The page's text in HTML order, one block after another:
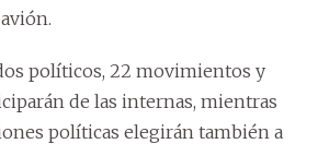
políticos, 22 movimientos y
de las internas, mientras
políticas elegirán también a